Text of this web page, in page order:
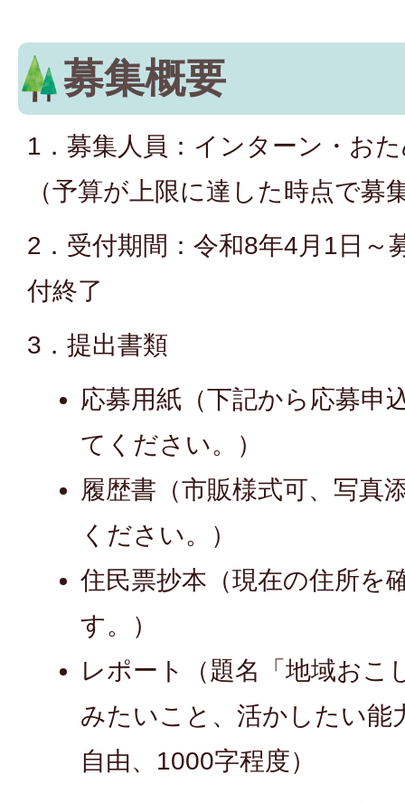
募集概要
1．募集人員：インターン・お
（予算が上限に達した時点で募
2．受付期間：令和8年4月1日～
付終了
3．提出書類
応募用紙（下記から応募申
てください。）
履歴書（市販様式可、写真
ください。）
住民票抄本（現在の住所を
す。）
レポート（題名「地域おこ
みたいこと、活かしたい能
自由、1000字程度）